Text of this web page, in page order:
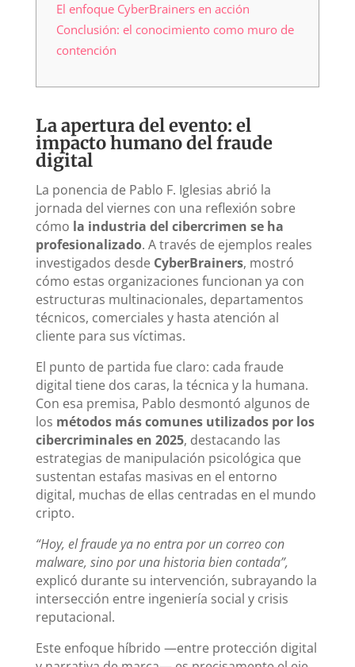
El enfoque CyberBrainers en acción
Conclusión: el conocimiento como muro de
contención
La apertura del evento: el
impacto humano del fraude
digital
La ponencia de Pablo F. Iglesias abrió la
jornada del viernes con una reflexión sobre
cómo la industria del cibercrimen se ha
profesionalizado. A través de ejemplos reales
investigados desde CyberBrainers, mostró
cómo estas organizaciones funcionan ya con
estructuras multinacionales, departamentos
técnicos, comerciales y hasta atención al
cliente para sus víctimas.
El punto de partida fue claro: cada fraude
digital tiene dos caras, la técnica y la humana.
Con esa premisa, Pablo desmontó algunos de
los métodos más comunes utilizados por los
cibercriminales en 2025, destacando las
estrategias de manipulación psicológica que
sustentan estafas masivas en el entorno
digital, muchas de ellas centradas en el mundo
cripto.
“Hoy, el fraude ya no entra por un correo con
malware, sino por una historia bien contada”,
explicó durante su intervención, subrayando la
intersección entre ingeniería social y crisis
reputacional.
Este enfoque híbrido —entre protección digital